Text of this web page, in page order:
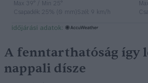
Max 39° / Min 25°
Csapadék: 25% (0 mm)Szél: 9 km/h
időjárási adatok:
A fenntarthatóság így
nappali dísze